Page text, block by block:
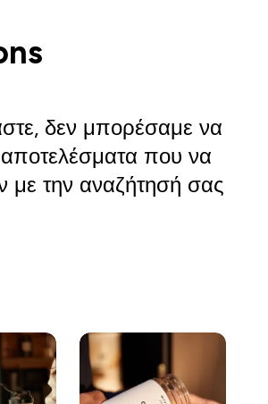
δεν μπορέσαμε να
που να
με την αναζήτησή σας